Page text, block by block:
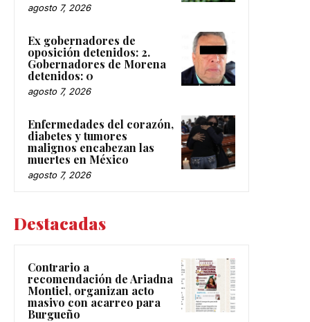
agosto 7, 2026
Ex gobernadores de
oposición detenidos: 2.
Gobernadores de Morena
detenidos: 0
agosto 7, 2026
Enfermedades del corazón,
diabetes y tumores
malignos encabezan las
muertes en México
agosto 7, 2026
Destacadas
Contrario a
recomendación de Ariadna
Montiel, organizan acto
masivo con acarreo para
Burgueño